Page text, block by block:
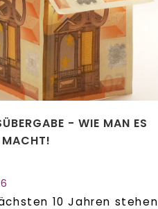
- WIE MAN ES
10 Jahren stehen